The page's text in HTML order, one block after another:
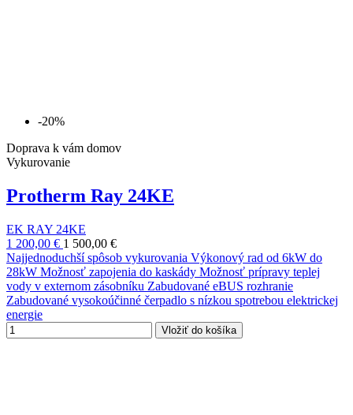
-20%
Doprava k vám domov
Vykurovanie
Protherm Ray 24KE
EK RAY 24KE
1 200,00 € 1 500,00 €
Najjednoduchší spôsob vykurovania Výkonový rad od 6kW do
28kW Možnosť zapojenia do kaskády Možnosť prípravy teplej
vody v externom zásobníku Zabudované eBUS rozhranie
Zabudované vysokoúčinné čerpadlo s nízkou spotrebou elektrickej
energie
Vložiť do košíka